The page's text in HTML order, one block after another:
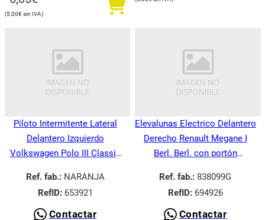
5,00€
Piloto Intermitente Lateral
Delantero Izquierdo
Volkswagen Polo III Classic
Ref. fab.:NARANJA
RefID:653921
Contactar
Elevalunas Electrico Delantero
Derecho Renault Megane I
Berl. Berl. con portón
Ref. fab.: 838099G
RefID:694926
Contactar